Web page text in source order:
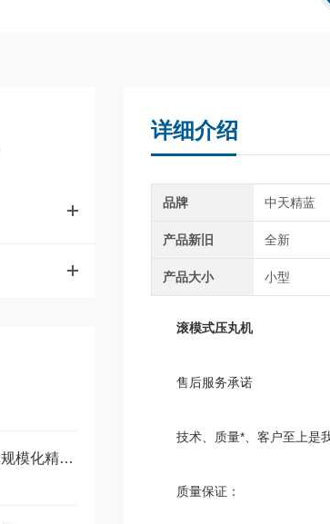
滚模式压丸机：软胶囊规模化精密生产的核心设备
详细介绍
品牌 中天精蓝
产品新旧 全新
产品大小 小型
滚模式压丸机
售后服务承诺
技术、质量*、客户至上是我
质量保证：